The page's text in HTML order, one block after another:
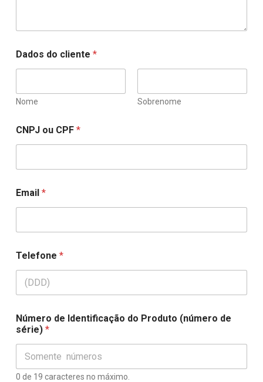
Dados do cliente *
Nome Sobrenome
u
t
o
*
*
CNPJ ou CPF *
Email *
Telefone *
Número de Identificação do Produto (número de
série) *
0 de 19 caracteres no máximo.